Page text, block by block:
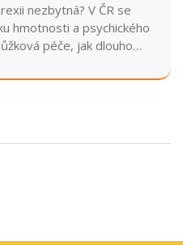
nezbytná? V ČR se
hmotnosti a psychického
péče, jak dlouho